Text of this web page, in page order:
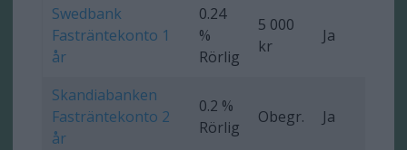
Swedbank
Fasträntekonto 1
år
0.24
%
Rörlig
5 000
kr
Ja
Skandiabanken
Fasträntekonto 2
år
0.2 %
Rörlig
Obegr. Ja